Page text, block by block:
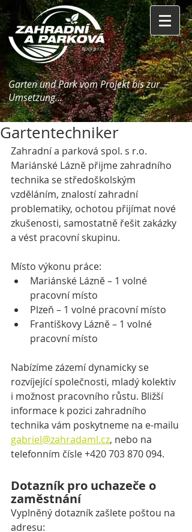
Garten und Park vom Projekt bis zur
Umsetzung...
Gartentechniker
Zahradní a parková spol. s r.o.
Mariánské Lázně přijme zahradního
technika se středoškolským
vzděláním, znalostí zahradní
problematiky, ochotou přijímat nové
zkušenosti, samostatně řešit zakázky
a vést pracovní skupinu.
Místo výkonu práce:
Mariánské Lázně – 1 volné
pracovní místo
Plzeň – 1 volné pracovní místo
Františkovy Lázně – 1 volné
pracovní místo
Nabízíme zázemí dynamicky se
rozvíjející společnosti, mladý kolektiv
i možnost pracovního růstu. Bližší
informace k pozici zahradního
technika vám poskytneme na e-mailu
gabriel@zahradaml.cz, nebo na
telefonním čísle +420 703 870 094.
Dotazník pro uchazeče o
zaměstnání
Vyplněný dotazník zašlete poštou na
adresu: